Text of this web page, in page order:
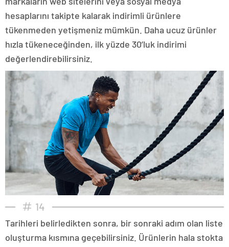
hesaplarını takipte kalarak indirimli ürünlere
tükenmeden yetişmeniz mümkün. Daha ucuz ürünler
hızla tükeneceğinden, ilk yüzde 30’luk indirimi
değerlendirebilirsiniz.
14
Tarihleri belirledikten sonra, bir sonraki adım olan liste
oluşturma kısmına geçebilirsiniz. Ürünlerin hala stokta